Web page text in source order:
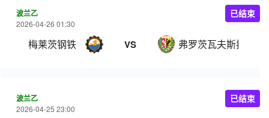
波兰乙
2026-04-26 01:30
梅莱茨钢铁 VS 弗罗茨瓦夫斯拉斯克
已结束
波兰乙
2026-04-25 23:00
已结束